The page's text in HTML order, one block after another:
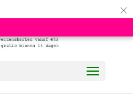
×